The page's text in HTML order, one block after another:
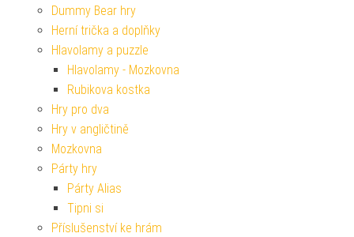
Dummy Bear hry
Herní trička a doplňky
Hlavolamy a puzzle
Hlavolamy - Mozkovna
Rubikova kostka
Hry pro dva
Hry v angličtině
Mozkovna
Párty hry
Párty Alias
Tipni si
Příslušenství ke hrám